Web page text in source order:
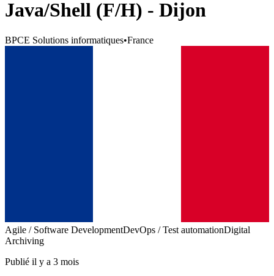
Java/Shell (F/H) - Dijon
BPCE Solutions informatiques•France
Agile / Software DevelopmentDevOps / Test automationDigital
Archiving
Publié il y a 3 mois